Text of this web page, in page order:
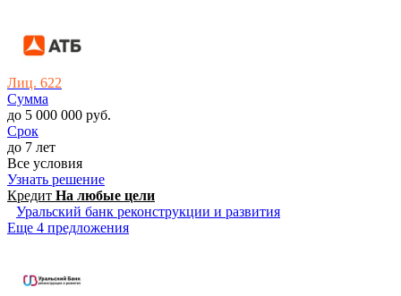
Лиц. 622
Сумма
до 5 000 000 руб.
Срок
до 7 лет
Все условия
Узнать решение
Кредит На любые цели
Уральский банк реконструкции и развития
Еще 4 предложения